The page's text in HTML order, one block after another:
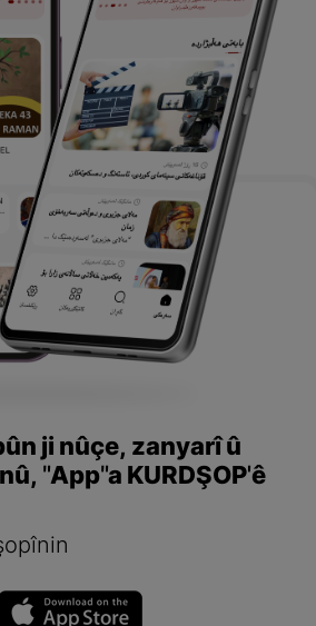
ji nûçe, zanyarî û
"App"a KURDŞOP'ê